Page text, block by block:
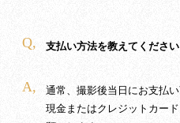
Q, 支払い方法を教えてください
A,
通常、撮影後当日にお支払い
現金またはクレジットカー